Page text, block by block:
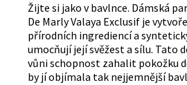
Žijte si jako v bavlnce. Dámská
De Marly Valaya Exclusif je
přírodních ingrediencí a
umocňují její svěžest a sílu. Tato
vůni schopnost zahalit pokožku
by jí objímala tak nejjemnější